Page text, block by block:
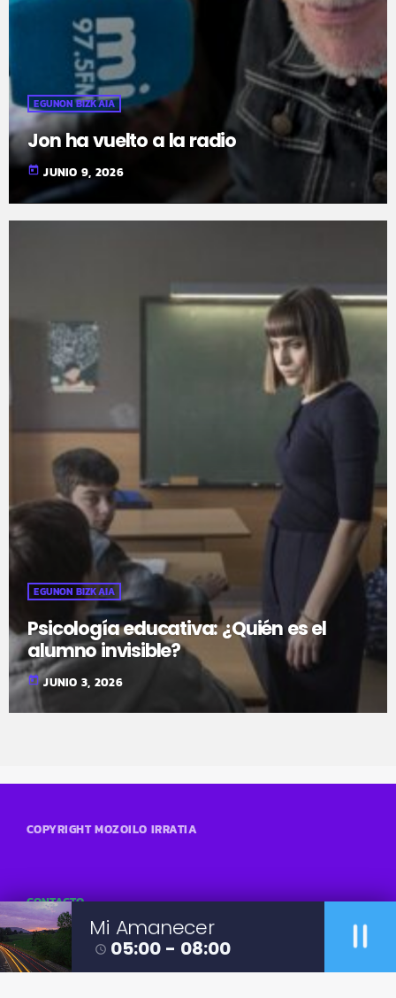
EGUNON BIZKAIA
Jon ha vuelto a la radio
today JUNIO 9, 2026
EGUNON BIZKAIA
Psicología educativa: ¿Quién es el
alumno invisible?
today JUNIO 3, 2026
Mi Amanecer
access_time 05:00 - 08:00 pause
COPYRIGHT MOZOILO IRRATIA
CONTACTO
POLÍTICA DE PRIVACIDAD